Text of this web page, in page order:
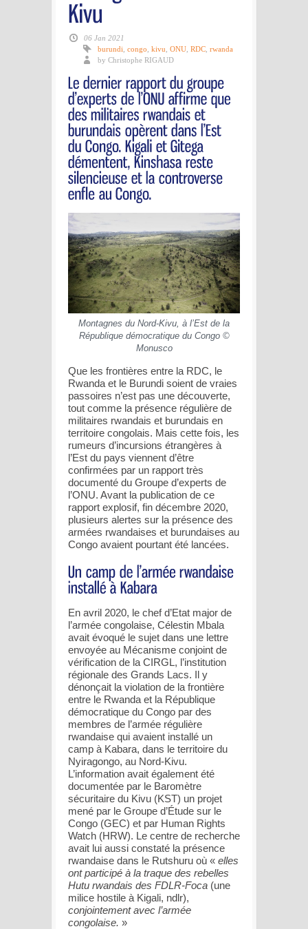
06 Jan 2021
burundi congo kivu ONU RDC rwanda
by Christophe RIGAUD
Montagnes du Nord-Kivu, à l’Est de la
République démocratique du Congo ©
Monusco
Que les frontières entre la RDC, le
Rwanda et le Burundi soient de vraies
passoires n’est pas une découverte,
tout comme la présence régulière de
militaires rwandais et burundais en
territoire congolais. Mais cette fois, les
rumeurs d’incursions étrangères à
l’Est du pays viennent d’être
confirmées par un rapport très
documenté du Groupe d’experts de
l’ONU. Avant la publication de ce
rapport explosif, fin décembre 2020,
plusieurs alertes sur la présence des
armées rwandaises et burundaises au
Congo avaient pourtant été lancées.
En avril 2020, le chef d’Etat major de
l’armée congolaise, Célestin Mbala
avait évoqué le sujet dans une lettre
envoyée au Mécanisme conjoint de
vérification de la CIRGL, l’institution
régionale des Grands Lacs. Il y
dénonçait la violation de la frontière
entre le Rwanda et la République
démocratique du Congo par des
membres de l’armée régulière
rwandaise qui avaient installé un
camp à Kabara, dans le territoire du
Nyiragongo, au Nord-Kivu.
L’information avait également été
documentée par le Baromètre
sécuritaire du Kivu (KST) un projet
mené par le Groupe d’Étude sur le
Congo (GEC) et par Human Rights
Watch (HRW). Le centre de recherche
avait lui aussi constaté la présence
rwandaise dans le Rutshuru où « elles
ont participé à la traque des rebelles
Hutu rwandais des FDLR-Foca (une
milice hostile à Kigali, ndlr),
conjointement avec l’armée
congolaise. »